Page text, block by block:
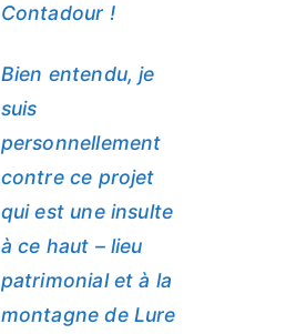
Contadour !
Bien entendu, je
suis
personnellement
contre ce projet
qui est une insulte
à ce haut – lieu
patrimonial et à la
montagne de Lure